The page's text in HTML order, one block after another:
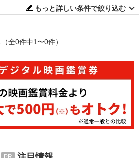
もっと詳しい条件で絞り込む
（全0件中1〜0件）